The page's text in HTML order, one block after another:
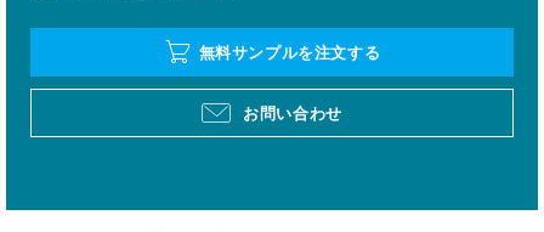
無料サンプルを注文する
お問い合わせ